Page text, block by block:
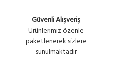
Güvenli Alışveriş
Ürünlerimiz özenle
paketlenerek sizlere
sunulmaktadır